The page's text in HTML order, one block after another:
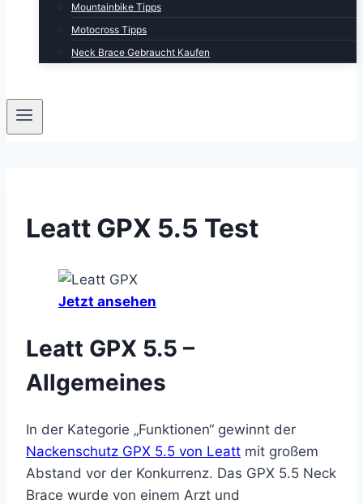
Mountainbike Tipps
Motocross Tipps
Neck Brace Gebraucht Kaufen
Leatt GPX 5.5 Test
Jetzt ansehen
Leatt GPX 5.5 –
Allgemeines
In der Kategorie „Funktionen“ gewinnt der
Nackenschutz GPX 5.5 von Leatt mit großem
Abstand vor der Konkurrenz. Das GPX 5.5 Neck
Brace wurde von einem Arzt und